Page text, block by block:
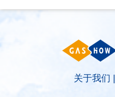
关于我们